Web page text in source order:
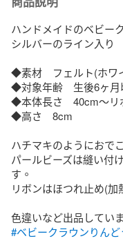
ハンドメイドのベビー
シルバーのライン入り
◆素材　フェルト(ホワ
◆対象年齢　生後6ヶ月
◆本体長さ　40cm〜リ
◆高さ　8cm
ハチマキのようにおで
パールビーズは縫い付
す。
リボンはほつれ止め(加
#ベビークラウンりんど